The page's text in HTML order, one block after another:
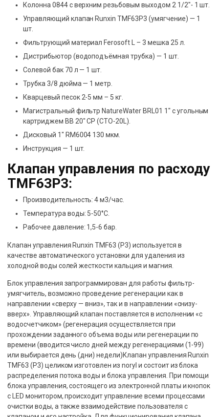
Колонна 0844 с верхним резьбовым выходом 2 1/2″- 1 шт.
Управляющий клапан Runxin TMF63P3 (умягчение) — 1
шт.
Фильтрующий материал Ferosoft L – 3 мешка 25 л.
Дистрибьютор (водоподъёмная трубка) — 1 шт.
Солевой бак 70 л — 1 шт.
Трубка 3/8 дюйма — 1 метр.
Кварцевый песок 2-5 мм – 5 кг.
Магистральный фильтр NatureWater BRL01 1″ с угольным
картриджем BB 20″ CP (CTO-20L).
Дисковый 1″ RM6004 130 мкм.
Инструкция — 1 шт.
Клапан управления по расходу
TMF63P3:
Производительность: 4 м3/час.
Температура воды: 5-50°C.
Рабочее давление: 1,5-6 бар.
Клапан управления Runxin TMF63 (P3) используется в
качестве автоматического установки для удаления из
холодной воды солей жесткости кальция и магния.
Блок управления запрограммирован для работы фильтр-
умягчитель, возможно проведение регенерации как в
направлении «сверху — вниз», так и в направлении «снизу-
вверх». Управляющий клапан поставляется в исполнении «с
водосчетчиком» (регенерация осуществляется при
прохождении заданного объема воды или регенерации по
времени (вводится число дней между регенерациями (1-99)
или выбирается день (дни) недели)Клапан управления Runxin
TMF63 (P3) целиком изготовлен из noryl и состоит из блока
распределения потока воды и блока управления. При помощи
блока управления, состоящего из электронной платы и кнопок
с LED монитором, происходит управление всеми процессами
очистки воды, а также взаимодействие пользователя с